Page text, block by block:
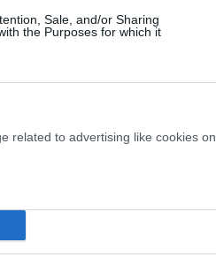
Sale, and/or Sharing
the Purposes for which it
related to advertising like cookies on
Γιάντσουκ είχε 10 πόντους.